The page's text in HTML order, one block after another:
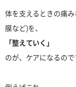
体を支えるときの痛
膜など)を、
「整えていく」
のが、ケアになるので